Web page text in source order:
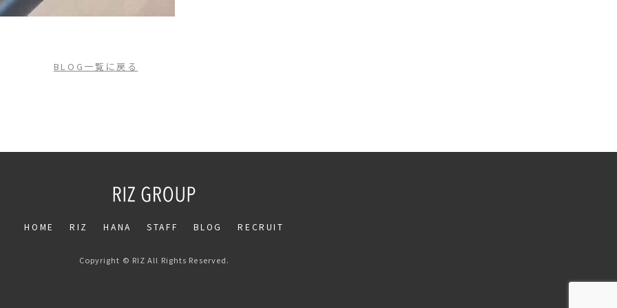
BLOG一覧に戻る
HOME RIZ HANA STAFF BLOG RECRUIT
Copyright © RIZ All Rights Reserved.